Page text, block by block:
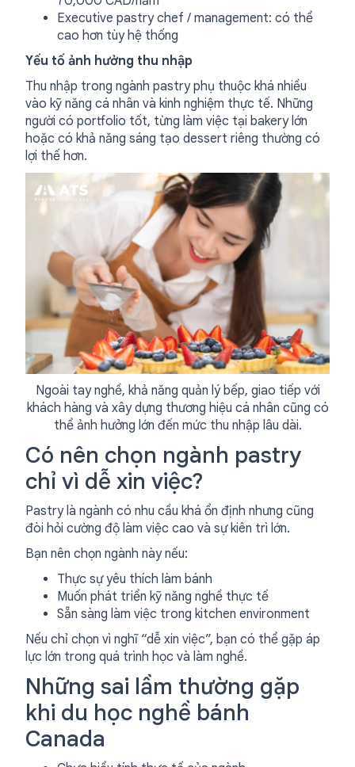
Executive pastry chef / management: có thể
cao hơn tùy hệ thống
Yếu tố ảnh hưởng thu nhập
Thu nhập trong ngành pastry phụ thuộc khá nhiều
vào kỹ năng cá nhân và kinh nghiệm thực tế. Những
người có portfolio tốt, từng làm việc tại bakery lớn
hoặc có khả năng sáng tạo dessert riêng thường có
lợi thế hơn.
Ngoài tay nghề, khả năng quản lý bếp, giao tiếp với
khách hàng và xây dựng thương hiệu cá nhân cũng có
thể ảnh hưởng lớn đến mức thu nhập lâu dài.
Có nên chọn ngành pastry
chỉ vì dễ xin việc?
Pastry là ngành có nhu cầu khá ổn định nhưng cũng
đòi hỏi cường độ làm việc cao và sự kiên trì lớn.
Bạn nên chọn ngành này nếu:
Thực sự yêu thích làm bánh
Muốn phát triển kỹ năng nghề thực tế
Sẵn sàng làm việc trong kitchen environment
Nếu chỉ chọn vì nghĩ “dễ xin việc”, bạn có thể gặp áp
lực lớn trong quá trình học và làm nghề.
Những sai lầm thường gặp
khi du học nghề bánh
Canada